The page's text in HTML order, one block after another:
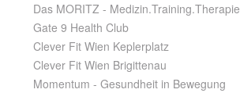
Das MORITZ - Medizin.Training.Therapie
Gate 9 Health Club
Clever Fit Wien Keplerplatz
Clever Fit Wien Brigittenau
Momentum - Gesundheit in Bewegung